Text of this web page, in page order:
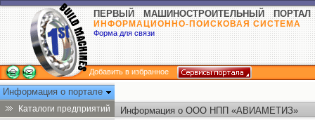
ПЕРВЫЙ МАШИНОСТРОИТЕЛЬНЫЙ ПОРТАЛ
ИНФОРМАЦИОННО-ПОИСКОВАЯ СИСТЕМА
Форма для связи
Добавить в избранное
Информация о портале
Каталоги предприятий
Информация о ООО НПП «АВИАМЕТИЗ»